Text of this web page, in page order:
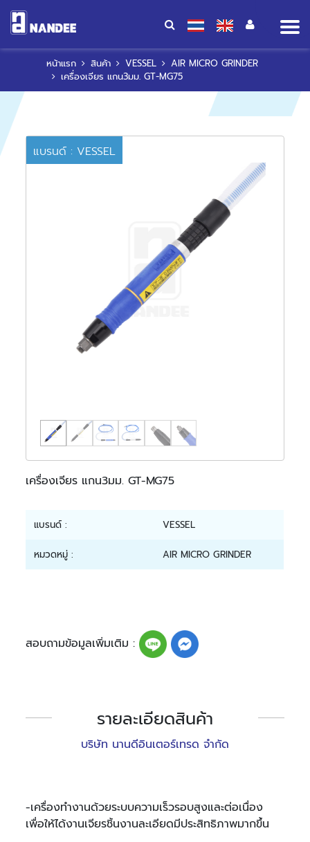
หน้าแรก สินค้า VESSEL
AIR MICRO GRINDER
เครื่องเจียร แกน3มม. GT-MG75
แบรนด์ : VESSEL
เครื่องเจียร แกน3มม. GT-MG75
แบรนด์ : VESSEL
หมวดหมู่ : AIR MICRO GRINDER
สอบถามข้อมูลเพิ่มเติม :
รายละเอียดสินค้า
บริษัท นานดีอินเตอร์เทรด จำกัด
-เครื่องทำงานด้วยระบบความเร็วรอบสูงและต่อเนื่อง
เพื่อให้ได้งานเจียรชิ้นงานละเอียดมีประสิทธิภาพมากขึ้น